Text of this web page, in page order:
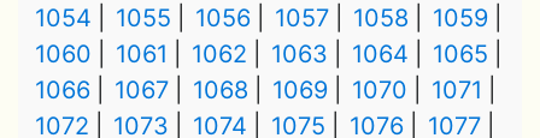
1054
1055 1056 1057 1058
1059
1060
1061 1062 1063 1064
1065
1066
1067 1068 1069 1070
1071
1072
1073 1074 1075 1076 1077